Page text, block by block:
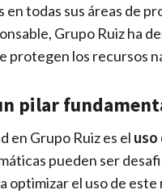
todas sus áreas de
Grupo Ruiz ha
protegen los recursos
pilar
en Grupo Ruiz es el uso
pueden ser
optimizar el uso de